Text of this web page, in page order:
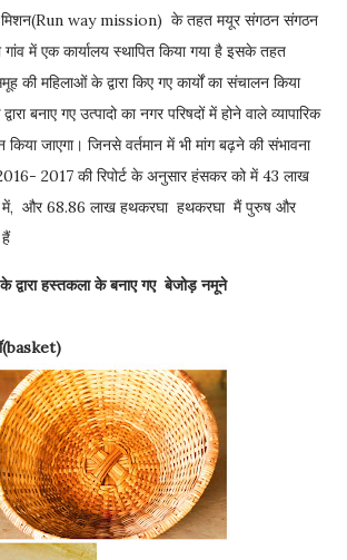
मिशन(Run way mission) के तहत मयूर संगठन संगठन
गांव में एक कार्यालय स्थापित किया गया है इसके तहत
की महिलाओं के द्वारा किए गए कार्यों का संचालन किया
बनाए गए उत्पादो का नगर परिषदों में होने वाले व्यापारिक
किया जाएगा। जिनसे वर्तमान में भी मांग बढ़ने की संभावना
2017 की रिपोर्ट के अनुसार हंसकर को में 43 लाख
में, और 68.86 लाख हथकरघा हथकरघा मैं पुरुष और
हैं
द्वारा हस्तकला के बनाए गए बेजोड़ नमूने